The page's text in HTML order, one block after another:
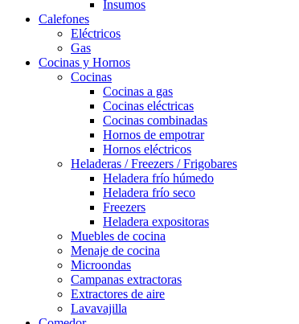
Insumos
Calefones
Eléctricos
Gas
Cocinas y Hornos
Cocinas
Cocinas a gas
Cocinas eléctricas
Cocinas combinadas
Hornos de empotrar
Hornos eléctricos
Heladeras / Freezers / Frigobares
Heladera frío húmedo
Heladera frío seco
Freezers
Heladera expositoras
Muebles de cocina
Menaje de cocina
Microondas
Campanas extractoras
Extractores de aire
Lavavajilla